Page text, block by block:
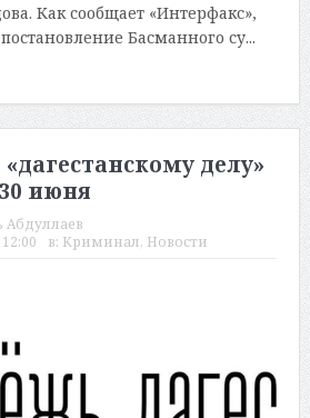
Как сообщает «Интерфакс»,
Басманного су...
делу»
июня
в: Криминал, Новости